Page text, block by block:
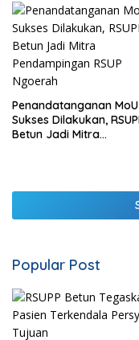
Penandatanganan MoU
Sukses Dilakukan,
Betun Jadi Mitra
Popular Post